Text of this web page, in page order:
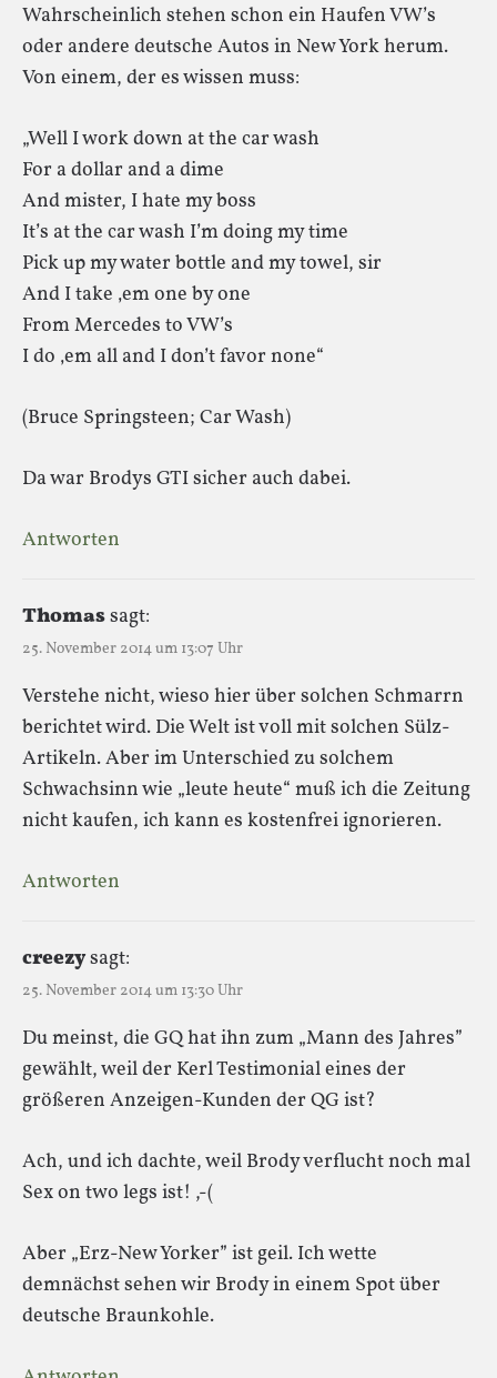
Wahrscheinlich stehen schon ein Haufen VW’s
oder andere deutsche Autos in New York herum.
Von einem, der es wissen muss:
„Well I work down at the car wash
For a dollar and a dime
And mister, I hate my boss
It’s at the car wash I’m doing my time
Pick up my water bottle and my towel, sir
And I take ‚em one by one
From Mercedes to VW’s
I do ‚em all and I don’t favor none“
(Bruce Springsteen; Car Wash)
Da war Brodys GTI sicher auch dabei.
Antworten
Thomassagt:
25. November 2014 um 13:07 Uhr
Verstehe nicht, wieso hier über solchen Schmarrn
berichtet wird. Die Welt ist voll mit solchen Sülz-
Artikeln. Aber im Unterschied zu solchem
Schwachsinn wie „leute heute“ muß ich die Zeitung
nicht kaufen, ich kann es kostenfrei ignorieren.
Antworten
creezysagt:
25. November 2014 um 13:30 Uhr
Du meinst, die GQ hat ihn zum „Mann des Jahres”
gewählt, weil der Kerl Testimonial eines der
größeren Anzeigen-Kunden der QG ist?
Ach, und ich dachte, weil Brody verflucht noch mal
Sex on two legs ist! ,-(
Aber „Erz-New Yorker” ist geil. Ich wette
demnächst sehen wir Brody in einem Spot über
deutsche Braunkohle.